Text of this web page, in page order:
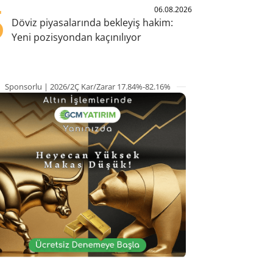
06.08.2026
Döviz piyasalarında bekleyiş hakim:
Yeni pozisyondan kaçınılıyor
Sponsorlu | 2026/2Ç Kar/Zarar 17.84%-82.16%